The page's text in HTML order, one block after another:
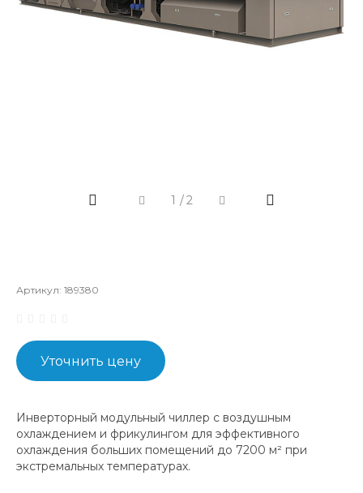
1 /2
Артикул: 189380
Уточнить цену
Инверторный модульный чиллер с воздушным
охлаждением и фрикулингом для эффективного
охлаждения больших помещений до 7200 м² при
экстремальных температурах.